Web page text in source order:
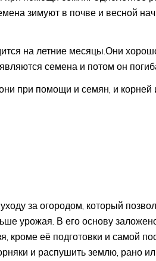
зимуют в почве и весной
на летние месяцы.Они
семена и потом он
при помощи и семян, и корней
за огородом, который
урожая. В его основу
кроме её подготовки и самой
и распушить землю, рано